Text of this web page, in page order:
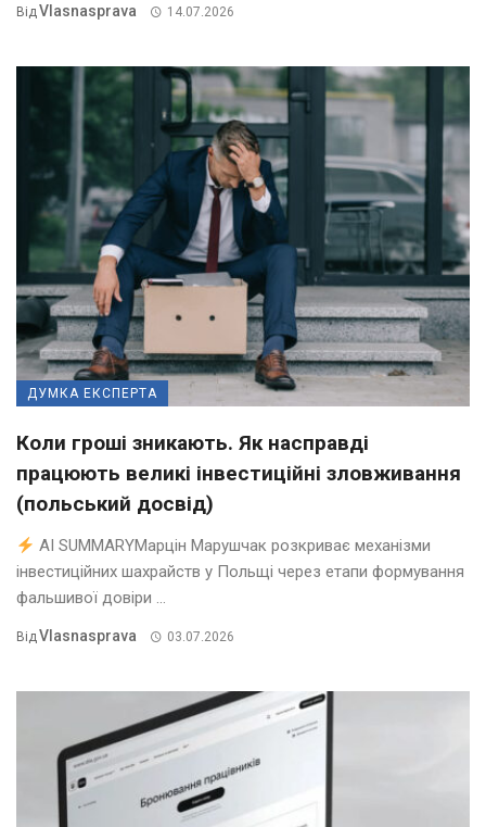
ВідVlasnasprava 14.07.2026
ДУМКА ЕКСПЕРТА
Коли гроші зникають. Як насправді
працюють великі інвестиційні зловживання
(польський досвід)
AI SUMMARYМарцін Марушчак розкриває механізми
інвестиційних шахрайств у Польщі через етапи формування
фальшивої довіри ...
ВідVlasnasprava 03.07.2026